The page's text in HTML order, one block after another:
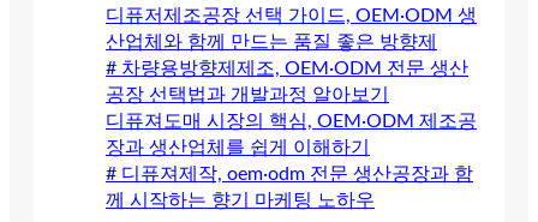
디퓨저제조공장 선택 가이드, OEM·ODM 생
산업체와 함께 만드는 품질 좋은 방향제
# 차량용방향제제조, OEM·ODM 전문 생산
공장 선택법과 개발과정 알아보기
디퓨져도매 시장의 핵심, OEM·ODM 제조공
장과 생산업체를 쉽게 이해하기
# 디퓨져제작, oem·odm 전문 생산공장과 함
께 시작하는 향기 마케팅 노하우